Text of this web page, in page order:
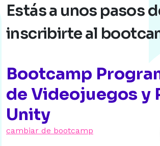
Estás a unos pasos
inscribirte al
Bootcamp
de Videojuegos y
Unity
cambiar de bootcamp